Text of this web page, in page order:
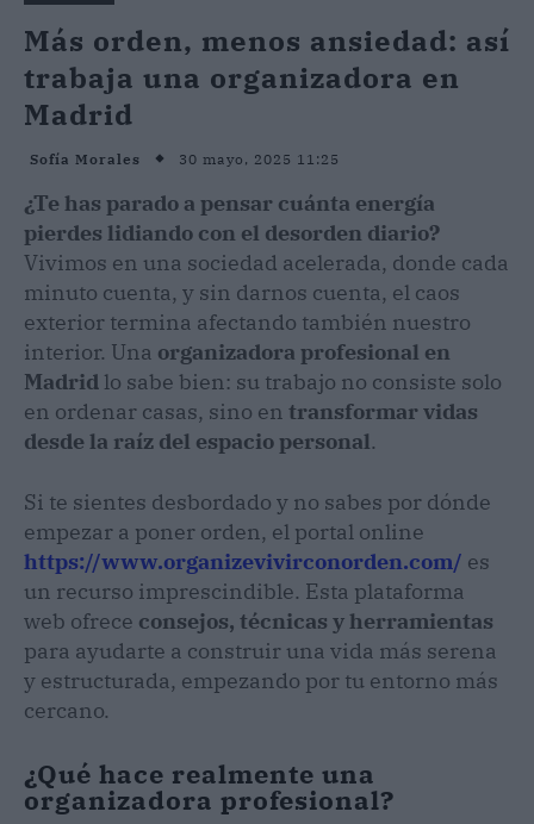
Más orden, menos ansiedad: así
trabaja una organizadora en
Madrid
Sofía Morales 30 mayo, 2025 11:25
¿Te has parado a pensar cuánta energía
pierdes lidiando con el desorden diario?
Vivimos en una sociedad acelerada, donde cada
minuto cuenta, y sin darnos cuenta, el caos
exterior termina afectando también nuestro
interior. Una organizadora profesional en
Madrid lo sabe bien: su trabajo no consiste solo
en ordenar casas, sino en transformar vidas
desde la raíz del espacio personal.
Si te sientes desbordado y no sabes por dónde
empezar a poner orden, el portal online
https://www.organizevivirconorden.com/ es
un recurso imprescindible. Esta plataforma
web ofrece consejos, técnicas y herramientas
para ayudarte a construir una vida más serena
y estructurada, empezando por tu entorno más
cercano.
¿Qué hace realmente una
organizadora profesional?